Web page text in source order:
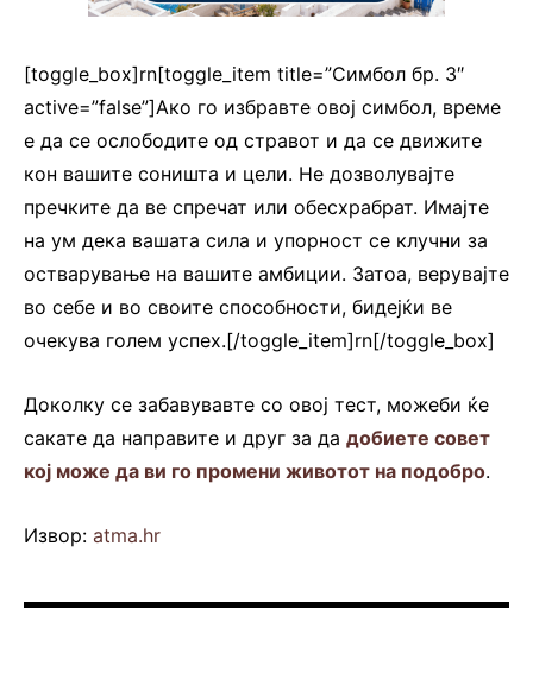
[toggle_box]rn[toggle_item title=”Симбол бр. 3″
active=”false”]Ако го избравте овој симбол, време
е да се ослободите од стравот и да се движите
кон вашите соништа и цели. Не дозволувајте
пречките да ве спречат или обесхрабрат. Имајте
на ум дека вашата сила и упорност се клучни за
остварување на вашите амбиции. Затоа, верувајте
во себе и во своите способности, бидејќи ве
очекува голем успех.[/toggle_item]rn[/toggle_box]
Доколку се забавувавте со овој тест, можеби ќе
сакате да направите и друг за да добиете совет
кој може да ви го промени животот на подобро.
Извор: atma.hr